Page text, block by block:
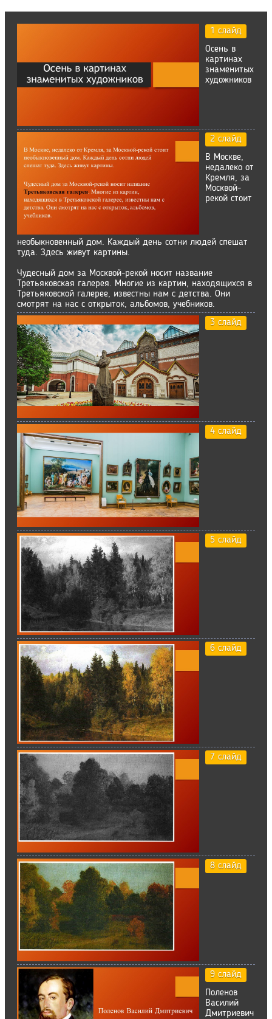
1 слайд
Осень в
картинах
знаменитых
художников
2 слайд
В Москве,
недалеко от
Кремля, за
Москвой-
рекой стоит
необыкновенный дом. Каждый день сотни людей спешат
туда. Здесь живут картины.
Чудесный дом за Москвой-рекой носит название
Третьяковская галерея. Многие из картин, находящихся в
Третьяковской галерее, извест­ны нам с детства. Они
смотрят на нас с открыток, альбомов, учебников.
3 слайд
4 слайд
5 слайд
6 слайд
7 слайд
8 слайд
9 слайд
Поленов
Василий
Дмитриевич